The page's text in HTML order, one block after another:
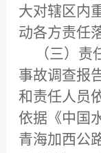
大对辖区内
动各方责任
（三）
事故调查报
和责任人员
依据《中国
青海加西公